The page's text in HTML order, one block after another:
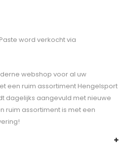
word verkocht via
webshop voor al uw
een ruim assortiment Hengelsport
dagelijks aangevuld met nieuwe
ruim assortiment is met een